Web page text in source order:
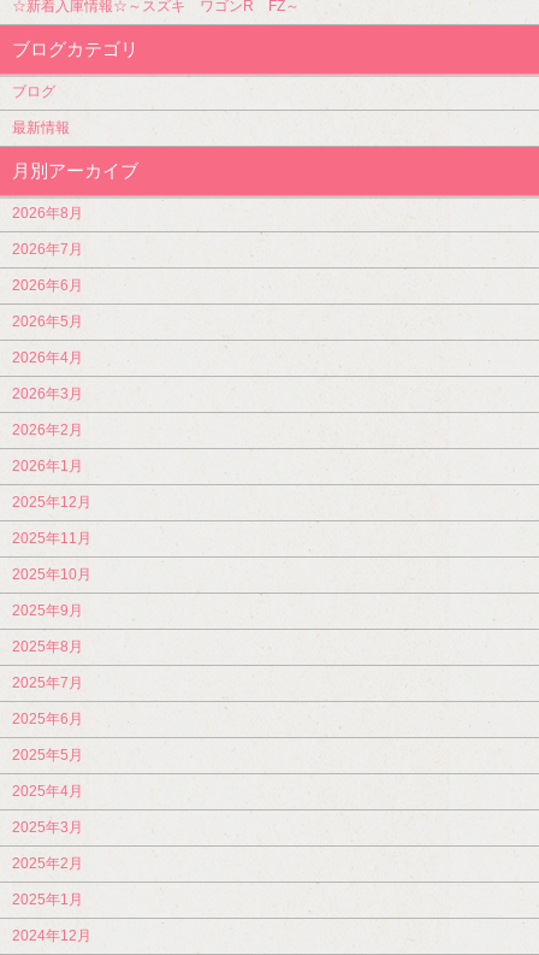
☆新着入庫情報☆～スズキ ワゴンR FZ～
ブログカテゴリ
ブログ
最新情報
月別アーカイブ
2026年8月
2026年7月
2026年6月
2026年5月
2026年4月
2026年3月
2026年2月
2026年1月
2025年12月
2025年11月
2025年10月
2025年9月
2025年8月
2025年7月
2025年6月
2025年5月
2025年4月
2025年3月
2025年2月
2025年1月
2024年12月